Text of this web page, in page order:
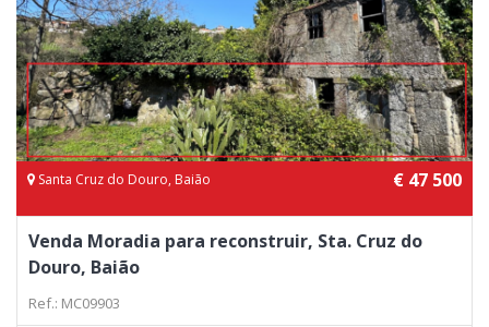
Santa Cruz do Douro, Baião € 47 500
Venda Moradia para reconstruir, Sta. Cruz do
Douro, Baião
Ref.: MC09903